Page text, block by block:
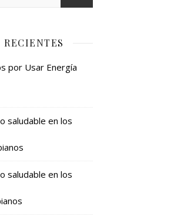
RECIENTES
por Usar Energía
saludable en los
saludable en los